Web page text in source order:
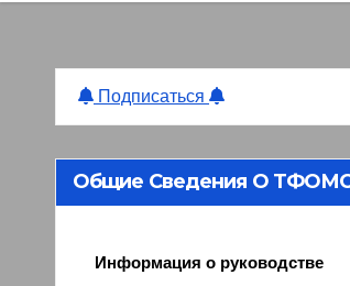
Подписаться
Общие Сведения О
Информация о руководстве